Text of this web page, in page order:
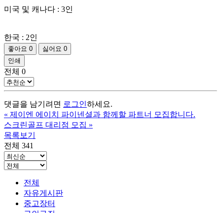
미국 및 캐나다 : 3인
한국 : 2인
좋아요 0 싫어요 0
인쇄
전체 0
댓글을 남기려면 로그인하세요.
« 제이엔 에이치 파이넨셜과 함께할 파트너 모집합니다.
스크린골프 대리점 모집 »
목록보기
전체 341
전체
자유게시판
중고장터